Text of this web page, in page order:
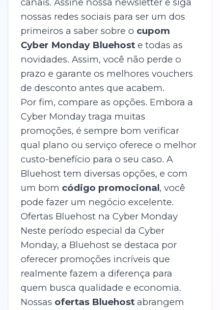
canais. Assine nossa newsletter e siga
nossas redes sociais para ser um dos
primeiros a saber sobre o cupom
Cyber Monday Bluehoste todas as
novidades. Assim, você não perde o
prazo e garante os melhores vouchers
de desconto antes que acabem.
Por fim, compare as opções. Embora a
Cyber Monday traga muitas
promoções, é sempre bom verificar
qual plano ou serviço oferece o melhor
custo-benefício para o seu caso. A
Bluehost tem diversas opções, e com
um bom código promocional, você
pode fazer um negócio excelente.
Ofertas Bluehost na Cyber Monday
Neste período especial da Cyber
Monday, a Bluehost se destaca por
oferecer promoções incríveis que
realmente fazem a diferença para
quem busca qualidade e economia.
Nossas ofertas Bluehostabrangem